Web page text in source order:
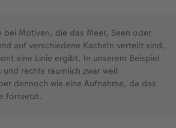
bei Motiven, die das Meer, Seen oder
auf verschiedene Kacheln verteilt sind,
eine Linie ergibt. In unserem Beispiel
rechts räumlich zwar weit
dennoch wie eine Aufnahme, da das
fortsetzt.